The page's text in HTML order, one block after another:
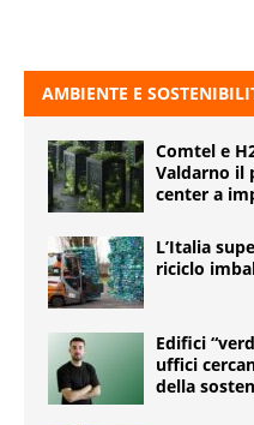
AMBIENTE E
Comtel e
Valdarno il
center a
L’Italia
riciclo
Edifici
uffici
della